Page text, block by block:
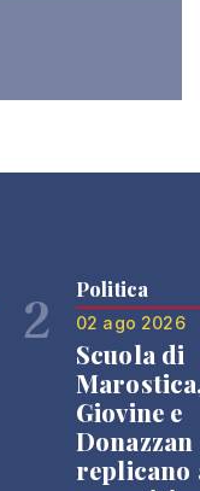
2 Politica
02 ago 2026
Scuola di
Giovine e
Donazzan
replicano